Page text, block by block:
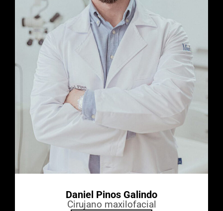
Daniel Pinos Galindo
Cirujano maxilofacial